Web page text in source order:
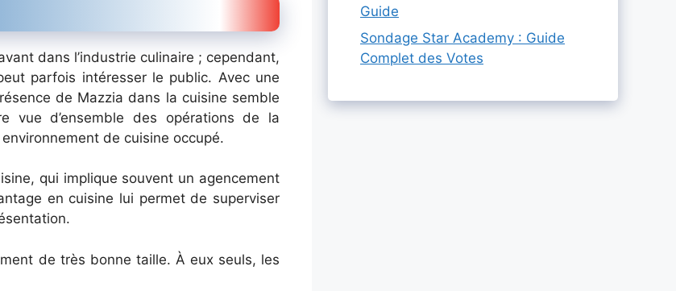
dans l’industrie culinaire ; cependant,
parfois intéresser le public. Avec une
de Mazzia dans la cuisine semble
vue d’ensemble des opérations de la
de cuisine occupé.
qui implique souvent un agencement
en cuisine lui permet de superviser
de très bonne taille. À eux seuls, les
Guide
Sondage Star Academy : Guide
Complet des Votes